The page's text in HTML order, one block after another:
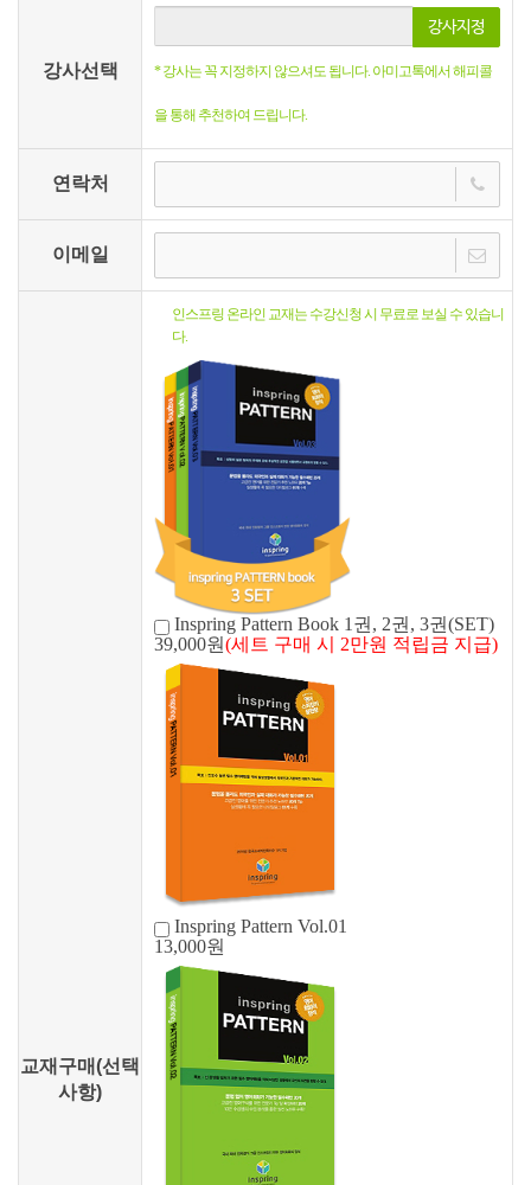
강사선택
강사지정
* 강사는 꼭 지정하지 않으셔도 됩니다. 아미고톡에서 해피콜
을 통해 추천하여 드립니다.
연락처
이메일
교재구매(선택
사항)
인스프링 온라인 교재는 수강신청 시 무료로 보실 수 있습니
다.
Inspring Pattern Book 1권, 2권, 3권(SET)
39,000원(세트 구매 시 2만원 적립금 지급)
Inspring Pattern Vol.01
13,000원